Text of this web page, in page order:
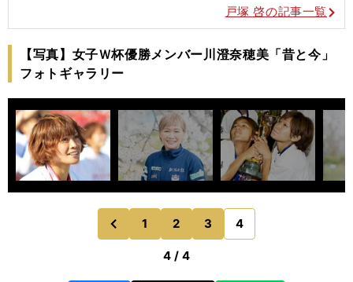
戸塚 啓の記事一覧
【写真】女子Ｗ杯優勝メンバー川澄奈穂美「昔と今」
フォトギャラリー
前
のページへ
1 2 3 4
4 / 4